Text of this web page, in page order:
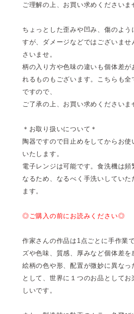
ご理解の上、お買い求めくださいま
ちょっとした歪みや凹み、傷のよう
すが、ダメージなどではございま
さいませ。
柄の入り方や色味の違いも個体差が
れるものもございます。こちらも
ですので、
ご了承の上、お買い求めくださいま
＊お取り扱いについて＊
陶器ですので目止めをしてからお使
いたします。
電子レンジは可能です。食洗機は頻
なるため、なるべく手洗いしていた
ます。
◎ご購入の前にお読みください◎
作家さんの作品は1点ごとに手作業
ズや色味、質感、厚みなど個体差を
絵柄の色や形、配置が微妙に異な
として、世界に１つのお品として
しいです。